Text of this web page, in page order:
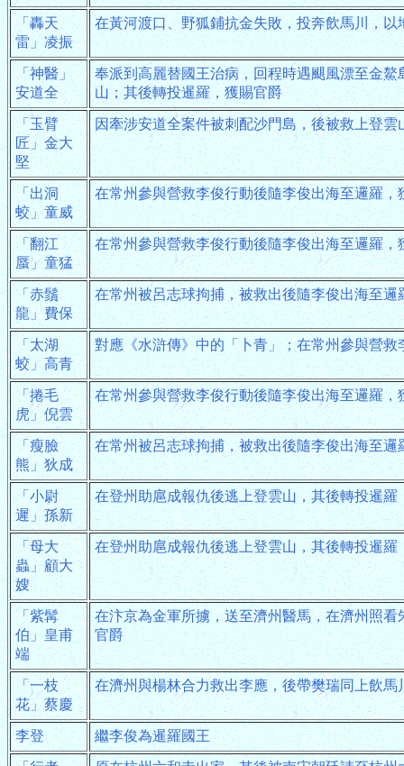
「轟天
雷」凌振
在黃河渡口、野狐鋪抗金失敗，投奔飲馬川，
「神醫」
安道全
奉派到高麗替國王治病，回程時遇颶風漂至金
山；其後轉投暹羅，獲賜官爵
「玉臂
匠」金大
堅
因牽涉安道全案件被刺配沙門島，後被救上登
「出洞
蛟」童威
在常州參與營救李俊行動後隨李俊出海至邏羅，
「翻江
蜃」童猛
在常州參與營救李俊行動後隨李俊出海至邏羅，
「赤鬚
龍」費保
在常州被呂志球拘捕，被救出後隨李俊出海至邏
「太湖
蛟」高青
對應《水滸傳》中的「卜青」；在常州參與營
「捲毛
虎」倪雲
在常州參與營救李俊行動後隨李俊出海至邏羅，
「瘦臉
熊」狄成
在常州被呂志球拘捕，被救出後隨李俊出海至邏
「小尉
遲」孫新
在登州助扈成報仇後逃上登雲山，其後轉投暹羅
「母大
蟲」顧大
嫂
在登州助扈成報仇後逃上登雲山，其後轉投暹
「紫髯
伯」皇甫
端
在汴京為金軍所擄，送至濟州醫馬，在濟州照
官爵
「一枝
花」蔡慶
在濟州與楊林合力救出李應，後帶樊瑞同上飲
李登 繼李俊為暹羅國王